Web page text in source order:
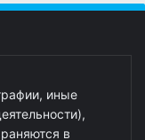
иные
в